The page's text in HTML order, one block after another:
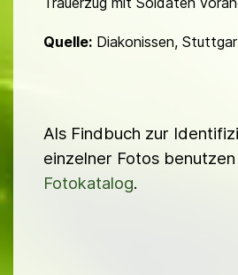
Quelle: Diakonissen,
Als Findbuch zur
einzelner Fotos
Fotokatalog.